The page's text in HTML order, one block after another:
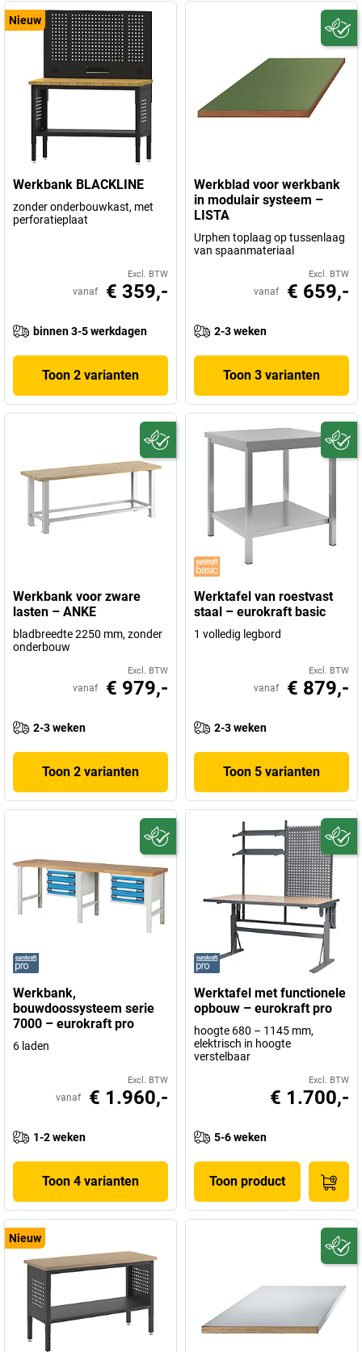
Nieuw
Werkbank BLACKLINE
zonder onderbouwkast, met
perforatieplaat
Excl. BTW
vanaf € 359,-
binnen 3-5 werkdagen
Toon 2 varianten
Werkblad voor werkbank
in modulair systeem –
LISTA
Urphen toplaag op tussenlaag
van spaanmateriaal
Excl. BTW
vanaf € 659,-
2-3 weken
Toon 3 varianten
Werkbank voor zware
lasten – ANKE
bladbreedte 2250 mm, zonder
onderbouw
Excl. BTW
vanaf € 979,-
2-3 weken
Toon 2 varianten
Werktafel van roestvast
staal – eurokraft basic
1 volledig legbord
Excl. BTW
vanaf € 879,-
2-3 weken
Toon 5 varianten
Werkbank,
bouwdoossysteem serie
7000 – eurokraft pro
6 laden
Excl. BTW
vanaf € 1.960,-
1-2 weken
Toon 4 varianten
Werktafel met functionele
opbouw – eurokraft pro
hoogte 680 – 1145 mm,
elektrisch in hoogte
verstelbaar
Excl. BTW
€ 1.700,-
5-6 weken
Toon product
Nieuw